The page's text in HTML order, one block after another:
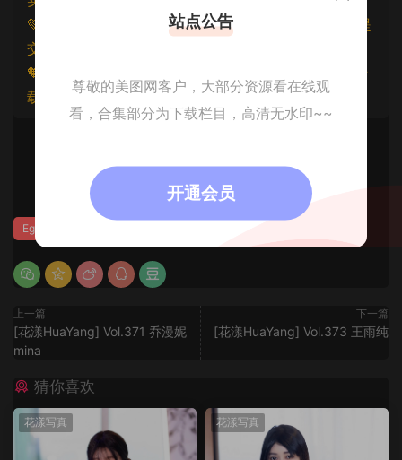
💚本文资源均来源网友分享，若侵犯了您的权益可以提
交工单处理。
🧡原文链接：
，转
载请注明出处。
Egg-尤妮丝
上一篇
[花漾HuaYang] Vol.371 乔漫妮
mina
下一篇
[花漾HuaYang] Vol.373 王雨纯
猜你喜欢
花漾写真 花漾写真
站点公告
尊敬的美图网客户，大部分资源看在线观
看，合集部分为下载栏目，高清无水印~~
开通会员